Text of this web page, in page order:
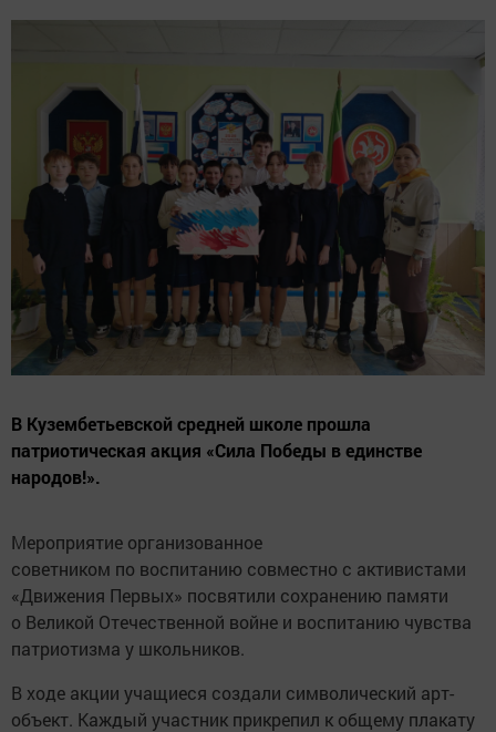
В Кузембетьевской средней школе прошла
патриотическая акция «Сила Победы в единстве
народов!».
Мероприятие организованное
советником по воспитанию совместно с активистами
«Движения Первых» посвятили сохранению памяти
о Великой Отечественной войне и воспитанию чувства
патриотизма у школьников.
В ходе акции учащиеся создали символический арт-
объект. Каждый участник прикрепил к общему плакату